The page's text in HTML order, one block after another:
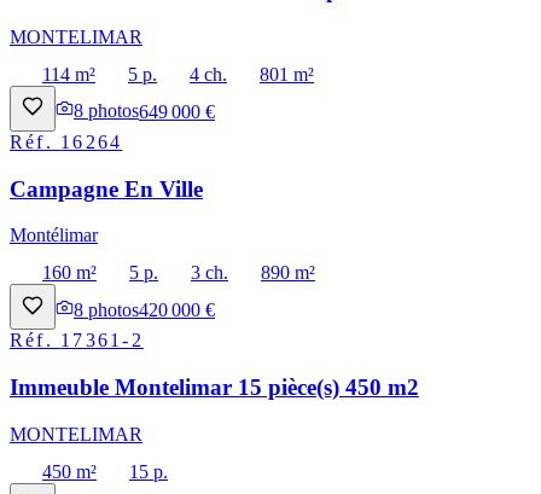
MONTELIMAR
114 m²
5 p. 4 ch.
801 m²
8 photos649 000 €
Réf. 16264
Campagne En Ville
Montélimar
160 m²
5 p. 3 ch.
890 m²
8 photos420 000 €
Réf. 17361-2
Immeuble Montelimar 15 pièce(s) 450 m2
MONTELIMAR
450 m²
15 p.